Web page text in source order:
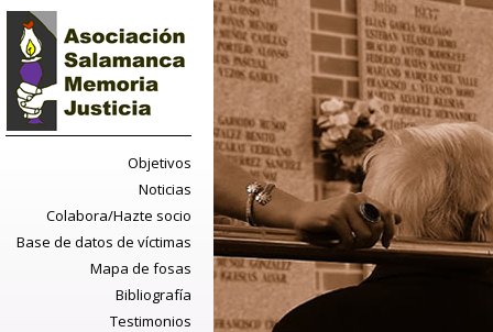
Objetivos
Noticias
Colabora/Hazte socio
Base de datos de víctimas
Mapa de fosas
Bibliografía
Testimonios